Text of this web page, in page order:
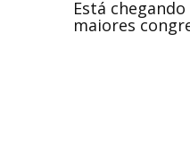
Está
maiores